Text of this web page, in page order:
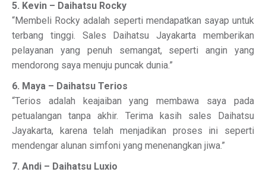
5. Kevin – Daihatsu Rocky
“Membeli Rocky adalah seperti mendapatkan sayap untuk
terbang tinggi. Sales Daihatsu Jayakarta memberikan
pelayanan yang penuh semangat, seperti angin yang
mendorong saya menuju puncak dunia.”
6. Maya – Daihatsu Terios
“Terios adalah keajaiban yang membawa saya pada
petualangan tanpa akhir. Terima kasih sales Daihatsu
Jayakarta, karena telah menjadikan proses ini seperti
mendengar alunan simfoni yang menenangkan jiwa.”
7. Andi – Daihatsu Luxio